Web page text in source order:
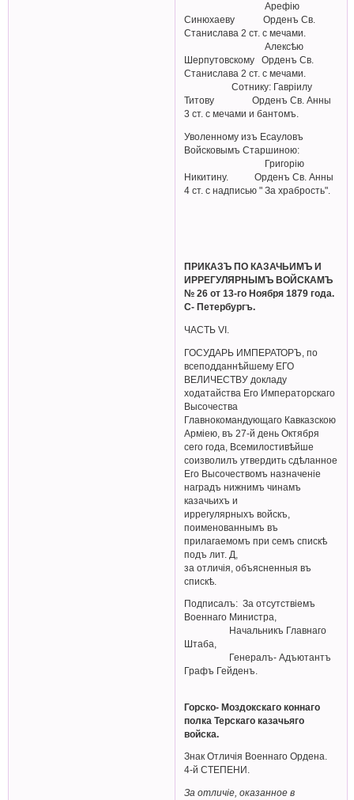
Арефiю
Синюхаеву Орденъ Св.
Станислава 2 ст. с мечами.
Алексѣю
Шерпутовскому Орденъ Св.
Станислава 2 ст. с мечами.
Сотнику: Гаврiилу
Титову Орденъ Св. Анны
3 ст. с мечами и бантомъ.
Уволенному изъ Есауловъ
Войсковымъ Старшиною:
Григорiю
Никитину. Орденъ Св. Анны
4 ст. с надписью " За храбрость".
ПРИКАЗЪ ПО КАЗАЧЬИМЪ И
ИРРЕГУЛЯРНЫМЪ ВОЙСКАМЪ
№ 26 от 13-го Ноября 1879 года.
С- Петербургъ.
ЧАСТЬ VI.
ГОСУДАРЬ ИМПЕРАТОРЪ, по
всеподданнѣйшему ЕГО
ВЕЛИЧЕСТВУ докладу
ходатайства Его Императорскаго
Высочества
Главнокомандующаго Кавказскою
Арміею, въ 27-й день Октября
сего года, Всемилостивѣйше
соизволилъ утвердить сдѣланное
Его Высочествомъ назначеніе
наградъ нижнимъ чинамъ
казачьихъ и
иррегулярныхъ войскъ,
поименованнымъ въ
прилагаемомъ при семъ спискѣ
подъ лит. Д,
за отличія, объясненныя въ
спискѣ.
Подписалъ: За отсутствiемъ
Военнаго Министра,
Начальникъ Главнаго
Штаба,
Генералъ- Адъютантъ
Графъ Гейденъ.
Горско- Моздокскаго коннаго
полка Терскаго казачьяго
войска.
Знак Отличiя Военнаго Ордена.
4-й СТЕПЕНИ.
За отличіе, оказанное в